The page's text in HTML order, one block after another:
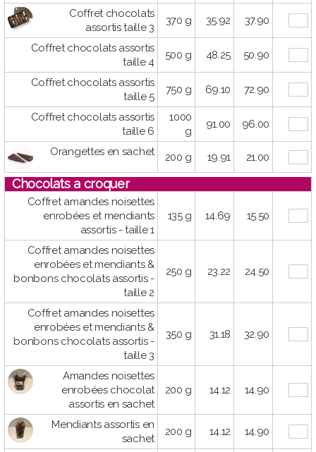
Coffret chocolats
assortis taille 3
370 g 35.92 37.90
Coffret chocolats assortis
taille 4
500 g 48.25 50.90
Coffret chocolats assortis
taille 5
750 g 69.10 72.90
Coffret chocolats assortis
taille 6
1000
g
91.00 96.00
Orangettes en sachet 200 g 19.91 21.00
Chocolats a croquer
Coffret amandes noisettes
enrobées et mendiants
assortis - taille 1
135 g 14.69 15.50
Coffret amandes noisettes
enrobées et mendiants &
bonbons chocolats assortis -
taille 2
250 g 23.22 24.50
Coffret amandes noisettes
enrobées et mendiants &
bonbons chocolats assortis -
taille 3
350 g 31.18 32.90
Amandes noisettes
enrobées chocolat
assortis en sachet
200 g 14.12 14.90
Mendiants assortis en
sachet
200 g 14.12 14.90